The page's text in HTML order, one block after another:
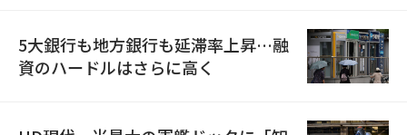
5大銀行も地方銀行も延滞率上昇…融
資のハードルはさらに高く